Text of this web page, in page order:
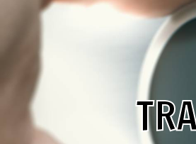
Panneau de gestion des cookies